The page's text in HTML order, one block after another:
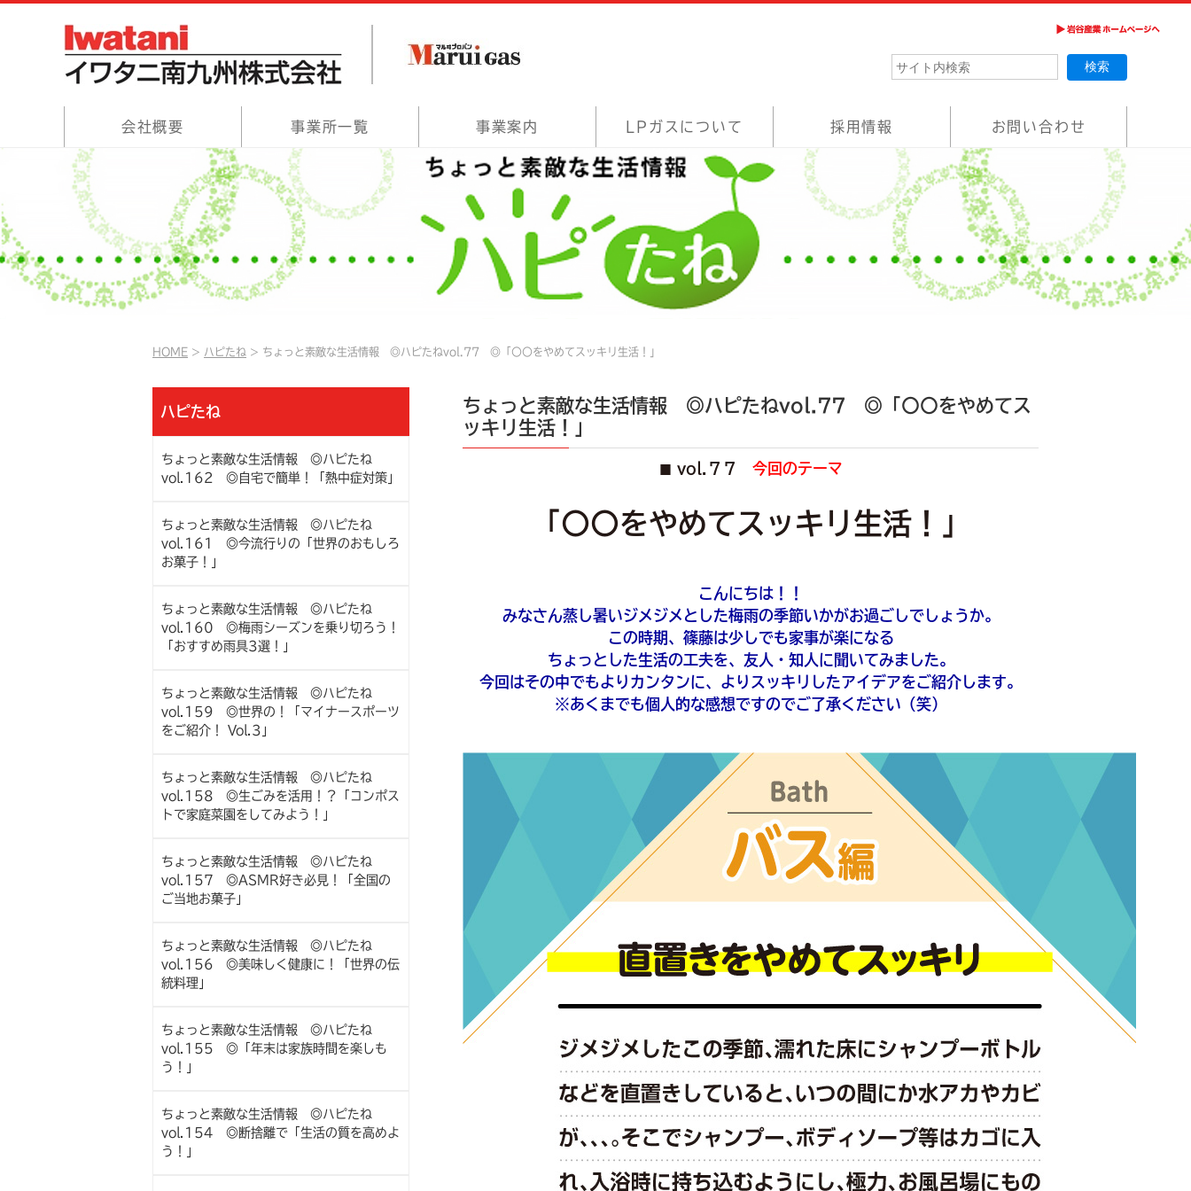
会社概要 事業所一覧 事業案内 LPガスについて 採用情報 お問い合わせ
HOME ハピたね ちょっと素敵な生活情報 ◎ハピたねvol.77 ◎「〇〇をやめてスッキリ生活！」
ハピたね
ちょっと素敵な生活情報 ◎ハピたね
vol.162 ◎自宅で簡単！「熱中症対策」
ちょっと素敵な生活情報 ◎ハピたね
vol.161 ◎今流行りの「世界のおもしろ
お菓子！」
ちょっと素敵な生活情報 ◎ハピたね
vol.160 ◎梅雨シーズンを乗り切ろう！
「おすすめ雨具3選！」
ちょっと素敵な生活情報 ◎ハピたね
vol.159 ◎世界の！「マイナースポーツ
をご紹介！ Vol.3」
ちょっと素敵な生活情報 ◎ハピたね
vol.158 ◎生ごみを活用！？「コンポス
トで家庭菜園をしてみよう！」
ちょっと素敵な生活情報 ◎ハピたね
vol.157 ◎ASMR好き必見！「全国の
ご当地お菓子」
ちょっと素敵な生活情報 ◎ハピたね
vol.156 ◎美味しく健康に！「世界の伝
統料理」
ちょっと素敵な生活情報 ◎ハピたね
vol.155 ◎「年末は家族時間を楽しも
う！」
ちょっと素敵な生活情報 ◎ハピたね
vol.154 ◎断捨離で「生活の質を高めよ
う！」
ちょっと素敵な生活情報 ◎ハピたねvol.77 ◎「〇〇をやめてス
ッキリ生活！」
vol.７７ 今回のテーマ
「〇〇をやめてスッキリ生活！」
こんにちは！！
みなさん蒸し暑いジメジメとした梅雨の季節いかがお過ごしでしょうか。
この時期、篠藤は少しでも家事が楽になる
ちょっとした生活の工夫を、友人・知人に聞いてみました。
今回はその中でもよりカンタンに、よりスッキリしたアイデアをご紹介します。
※あくまでも個人的な感想ですのでご了承ください（笑）